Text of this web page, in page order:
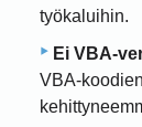
työkaluihin.
Ei VBA-
VBA-